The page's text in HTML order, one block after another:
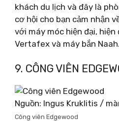
khách du lịch và đây là
cơ hội cho bạn cảm nhận
với máy móc hiện đại, hiện
Vertafex và máy bắn Naah.
9. CÔNG VIÊN
Nguồn: Ingus Kruklitis /
Công viên Edgewood